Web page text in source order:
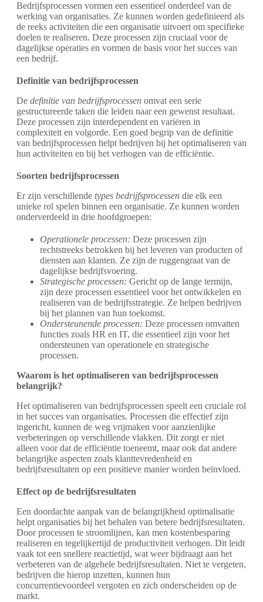
Bedrijfsprocessen vormen een essentieel onderdeel van de
werking van organisaties. Ze kunnen worden gedefinieerd als
de reeks activiteiten die een organisatie uitvoert om specifieke
doelen te realiseren. Deze processen zijn cruciaal voor de
dagelijkse operaties en vormen de basis voor het succes van
een bedrijf.
Definitie van bedrijfsprocessen
De definitie van bedrijfsprocessen omvat een serie
gestructureerde taken die leiden naar een gewenst resultaat.
Deze processen zijn interdependent en variëren in
complexiteit en volgorde. Een goed begrip van de definitie
van bedrijfsprocessen helpt bedrijven bij het optimaliseren van
hun activiteiten en bij het verhogen van de efficiëntie.
Soorten bedrijfsprocessen
Er zijn verschillende types bedrijfsprocessen die elk een
unieke rol spelen binnen een organisatie. Ze kunnen worden
onderverdeeld in drie hoofdgroepen:
Operationele processen: Deze processen zijn
rechtstreeks betrokken bij het leveren van producten of
diensten aan klanten. Ze zijn de ruggengraat van de
dagelijkse bedrijfsvoering.
Strategische processen: Gericht op de lange termijn,
zijn deze processen essentieel voor het ontwikkelen en
realiseren van de bedrijfsstrategie. Ze helpen bedrijven
bij het plannen van hun toekomst.
Ondersteunende processen: Deze processen omvatten
functies zoals HR en IT, die essentieel zijn voor het
ondersteunen van operationele en strategische
processen.
Waarom is het optimaliseren van bedrijfsprocessen
belangrijk?
Het optimaliseren van bedrijfsprocessen speelt een cruciale rol
in het succes van organisaties. Processen die effectief zijn
ingericht, kunnen de weg vrijmaken voor aanzienlijke
verbeteringen op verschillende vlakken. Dit zorgt er niet
alleen voor dat de efficiëntie toeneemt, maar ook dat andere
belangrijke aspecten zoals klanttevredenheid en
bedrijfsresultaten op een positieve manier worden beïnvloed.
Effect op de bedrijfsresultaten
Een doordachte aanpak van de belangrijkheid optimalisatie
helpt organisaties bij het behalen van betere bedrijfsresultaten.
Door processen te stroomlijnen, kan men kostenbesparing
realiseren en tegelijkertijd de productiviteit verhogen. Dit leidt
vaak tot een snellere reactietijd, wat weer bijdraagt aan het
verbeteren van de algehele bedrijfsresultaten. Niet te vergeten,
bedrijven die hierop inzetten, kunnen hun
concurrentievoordeel vergoten en zich onderscheiden op de
markt.